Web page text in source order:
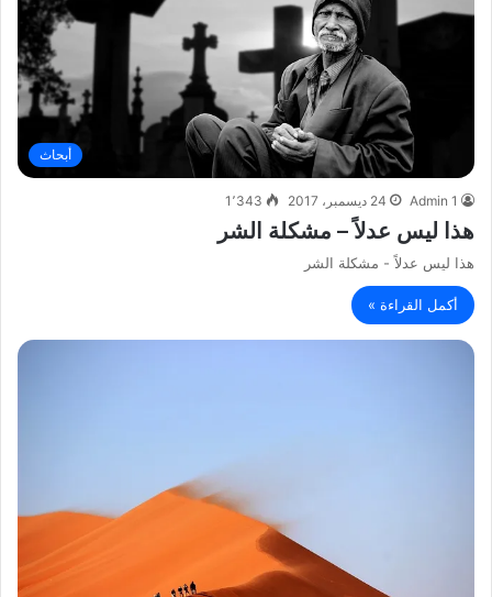
أبحاث
Admin 1 24 ديسمبر، 2017 1٬343
هذا ليس عدلاً – مشكلة الشر
هذا ليس عدلاً - مشكلة الشر
أكمل القراءة »